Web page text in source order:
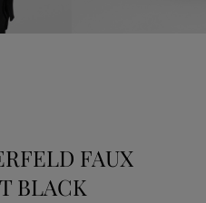
FAUX
BLACK